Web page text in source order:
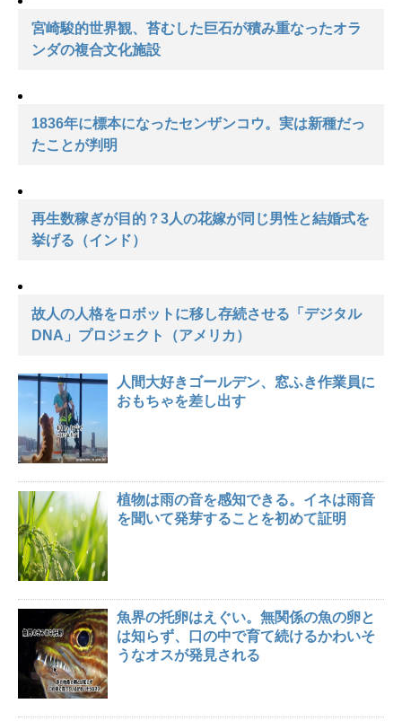
宮崎駿的世界観、苔むした巨石が積み重なったオラ
ンダの複合文化施設
1836年に標本になったセンザンコウ。実は新種だっ
たことが判明
再生数稼ぎが目的？3人の花嫁が同じ男性と結婚式を
挙げる（インド）
故人の人格をロボットに移し存続させる「デジタル
DNA」プロジェクト（アメリカ）
人間大好きゴールデン、窓ふき作業員に
おもちゃを差し出す
植物は雨の音を感知できる。イネは雨音
を聞いて発芽することを初めて証明
魚界の托卵はえぐい。無関係の魚の卵と
は知らず、口の中で育て続けるかわいそ
うなオスが発見される